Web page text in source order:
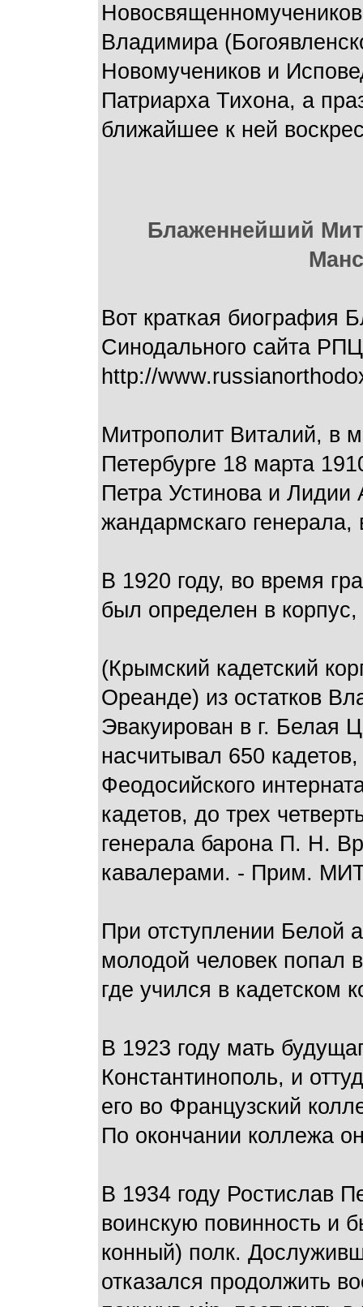
Владимира
Новомучеников и
Патриарха Тихона, а
ближайшее к ней
Блаженнейший
Вот краткая биография
Синодального сайта
http://
Митрополит Виталий, в
Петербурге 18 марта
Петра Устинова и
жандармскаго
В 1920 году, во время
был определен в
(Крымский кадетский
Ореанде) из остатков
Эвакуирован в г. Белая
насчитывал 650
Феодосийского
кадетов, до трех
генерала барона П. Н.
кавалерами. - Прим.
При отступлении Белой
молодой человек попал
где учился в кадетском
В 1923 году мать
Константинополь, и
его во Французский
По окончании коллежа
В 1934 году Ростислав
воинскую повинность и
конный) полк.
отказался продолжить